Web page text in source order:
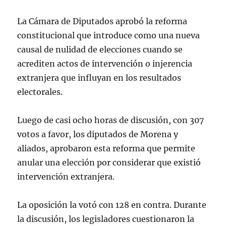
La Cámara de Diputados aprobó la reforma
constitucional que introduce como una nueva
causal de nulidad de elecciones cuando se
acrediten actos de intervención o injerencia
extranjera que influyan en los resultados
electorales.
Luego de casi ocho horas de discusión, con 307
votos a favor, los diputados de Morena y
aliados, aprobaron esta reforma que permite
anular una elección por considerar que existió
intervención extranjera.
La oposición la votó con 128 en contra. Durante
la discusión, los legisladores cuestionaron la